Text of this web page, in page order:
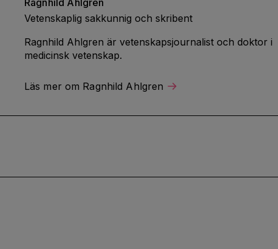
Ragnhild Ahlgren
Vetenskaplig sakkunnig och skribent
Ragnhild Ahlgren är vetenskapsjournalist och doktor i
medicinsk vetenskap.
Läs mer om Ragnhild Ahlgren